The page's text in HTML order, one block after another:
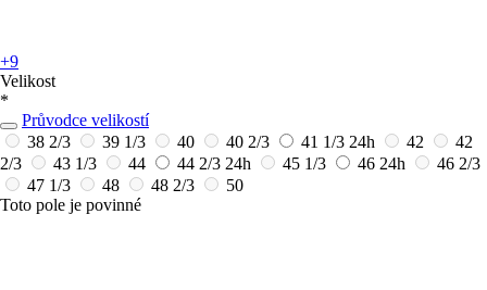
+9
Velikost
*
Průvodce velikostí
38 2/3
39 1/3 40 40 2/3 41 1/3 24h 42
42
2/3
43 1/3 44 44 2/3 24h 45 1/3 46 24h
46 2/3
47 1/3
48 48 2/3
50
Toto pole je povinné